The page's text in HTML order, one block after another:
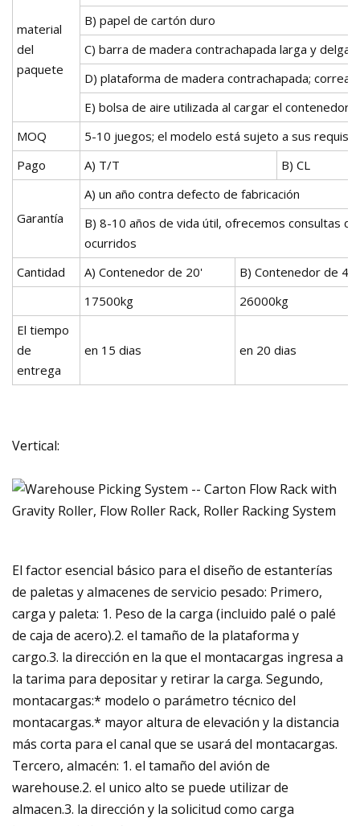
material
del
paquete
B) papel de cartón duro
C) barra de madera contrachapada larga y
D) plataforma de madera contrachapada;
E) bolsa de aire utilizada al cargar el contenedor
MOQ
5-10 juegos; el modelo está sujeto a sus
Pago
A) T/T B) CL
Garantía
A) un año contra defecto de fabricación
B) 8-10 años de vida útil, ofrecemos consultas
ocurridos
Cantidad
A) Contenedor de 20'
B) Contenedor de 40'
17500kg
26000kg
El tiempo
de
entrega
en 15 dias en 20 dias
Vertical:
El factor esencial básico para el diseño de estanterías
de paletas y almacenes de servicio pesado: Primero,
carga y paleta: 1. Peso de la carga (incluido palé o palé
de caja de acero).2. el tamaño de la plataforma y
cargo.3. la dirección en la que el montacargas ingresa a
la tarima para depositar y retirar la carga. Segundo,
montacargas:* modelo o parámetro técnico del
montacargas.* mayor altura de elevación y la distancia
más corta para el canal que se usará del montacargas.
Tercero, almacén: 1. el tamaño del avión de
warehouse.2. el unico alto se puede utilizar de
almacen.3. la dirección y la solicitud como carga